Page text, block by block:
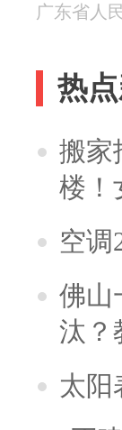
广东省人
热
搬家
楼
空调
佛山
汰？
太阳